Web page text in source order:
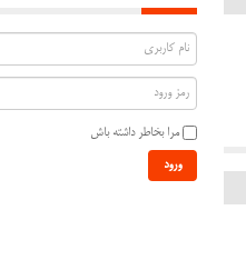
مرا بخاطر داشته باش
ورود